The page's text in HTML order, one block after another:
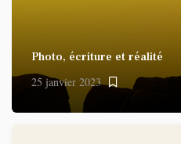
Photo, écriture et réalité
25 janvier 2023